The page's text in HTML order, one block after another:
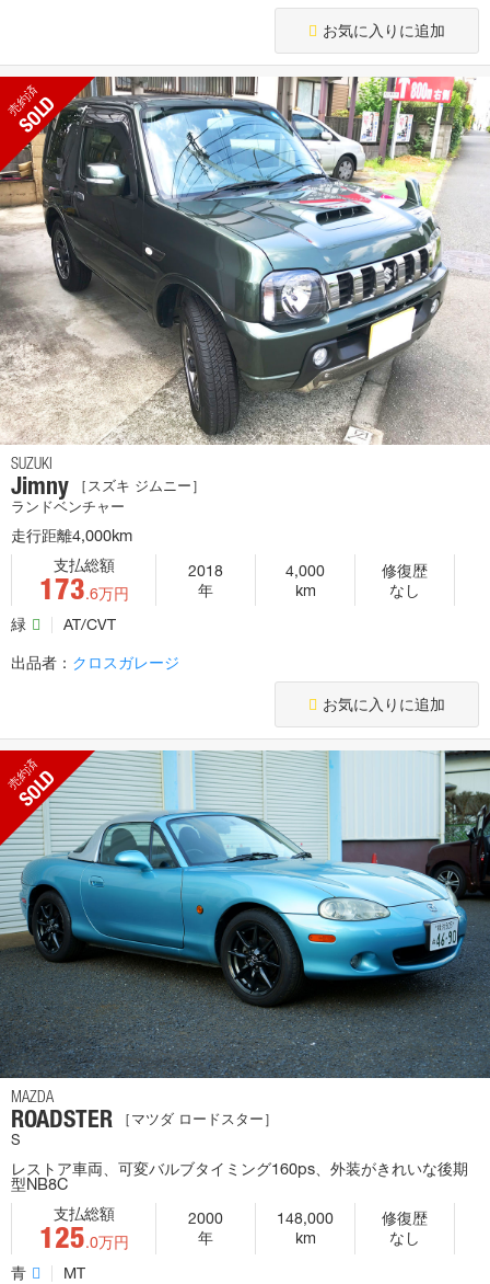
お気に入りに追加
SUZUKI
Jimny ［スズキ ジムニー］
ランドベンチャー
走行距離4,000km
支払総額
173.6万円
2018
年
4,000
km
修復歴
なし
緑
AT/CVT
出品者： クロスガレージ
お気に入りに追加
売約済
SOLD
MAZDA
ROADSTER ［マツダ ロードスター］
S
レストア車両、可変バルブタイミング160ps、外装がきれいな後期
型NB8C
支払総額
125.0万円
2000
年
148,000
km
修復歴
なし
青
MT
売約済
SOLD